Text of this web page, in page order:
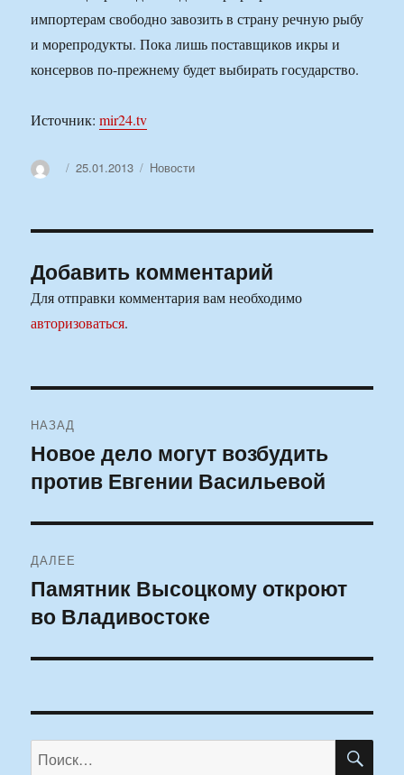
импортерам свободно завозить в страну речную рыбу
и морепродукты. Пока лишь поставщиков икры и
консервов по-прежнему будет выбирать государство.
Источник:mir24.tv
АвторОпубликовано
25.01.2013 Рубрики
Новости
Добавить комментарий
Для отправки комментария вам необходимо
авторизоваться.
по
записям
НАЗАД
Предыдущая
запись:
Новое дело могут возбудить
против Евгении Васильевой
ДАЛЕЕ
Следующая
запись:
Памятник Высоцкому откроют
во Владивостоке
Искать: